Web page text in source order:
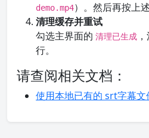
demo.mp4）。然后再按上
清理缓存并重试
勾选主界面的 清理已生成
行。
请查阅相关文档：
使用本地已有的 srt字幕文